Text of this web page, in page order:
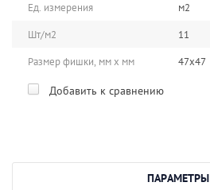
Ед. измерения
м2
Шт/м2
11
Размер фишки, мм х мм
47х47
Добавить к сравнению
ПАРАМЕТРЫ